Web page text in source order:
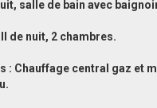
salle de bain avec
de nuit, 2 chambres.
: Chauffage central gaz et